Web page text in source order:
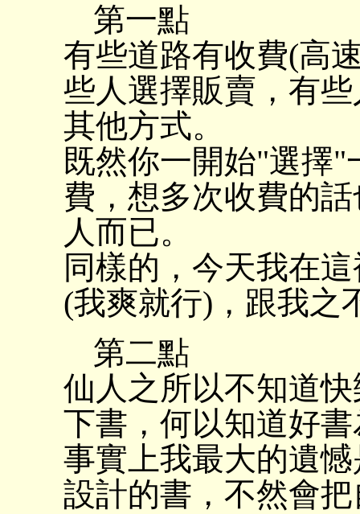
第一點
有些道路有收費(高
些人選擇販賣，有
其他方式。
既然你一開始"選擇
費，想多次收費的
人而已。
同樣的，今天我在
(我爽就行)，跟我之
第二點
仙人之所以不知道
下書，何以知道好
事實上我最大的遺
設計的書，不然會